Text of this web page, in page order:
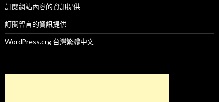
訂閱網站內容的資訊提供
訂閱留言的資訊提供
WordPress.org 台灣繁體中文